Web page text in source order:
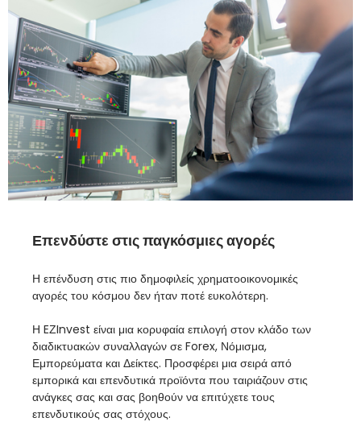
Επενδύστε στις παγκόσμιες αγορές
Η επένδυση στις πιο δημοφιλείς χρηματοοικονομικές
αγορές του κόσμου δεν ήταν ποτέ ευκολότερη.
Η EΖInvest είναι μια κορυφαία επιλογή στον κλάδο των
διαδικτυακών συναλλαγών σε Forex, Νόμισμα,
Εμπορεύματα και Δείκτες. Προσφέρει μια σειρά από
εμπορικά και επενδυτικά προϊόντα που ταιριάζουν στις
ανάγκες σας και σας βοηθούν να επιτύχετε τους
επενδυτικούς σας στόχους.